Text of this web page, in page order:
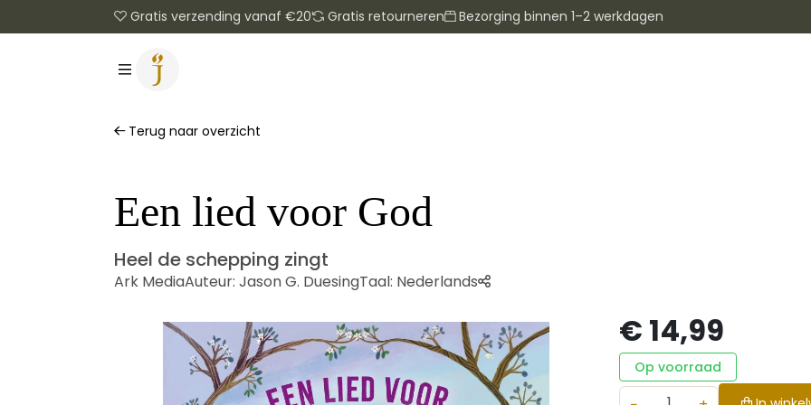
Gratis verzending vanaf €20 Gratis retourneren Bezorging binnen 1–2 werkdagen
Terug naar overzicht
Een lied voor God
Heel de schepping zingt
Ark MediaAuteur: Jason G. DuesingTaal: Nederlands
€ 14,99
Op voorraad